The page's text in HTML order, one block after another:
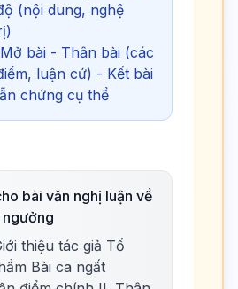
(nội dung, nghệ
bài - Thân bài (các
luận cứ) - Kết bài
chứng cụ thể
bài văn nghị luận về
ngưởng
thiệu tác giả Tố
Bài ca ngất